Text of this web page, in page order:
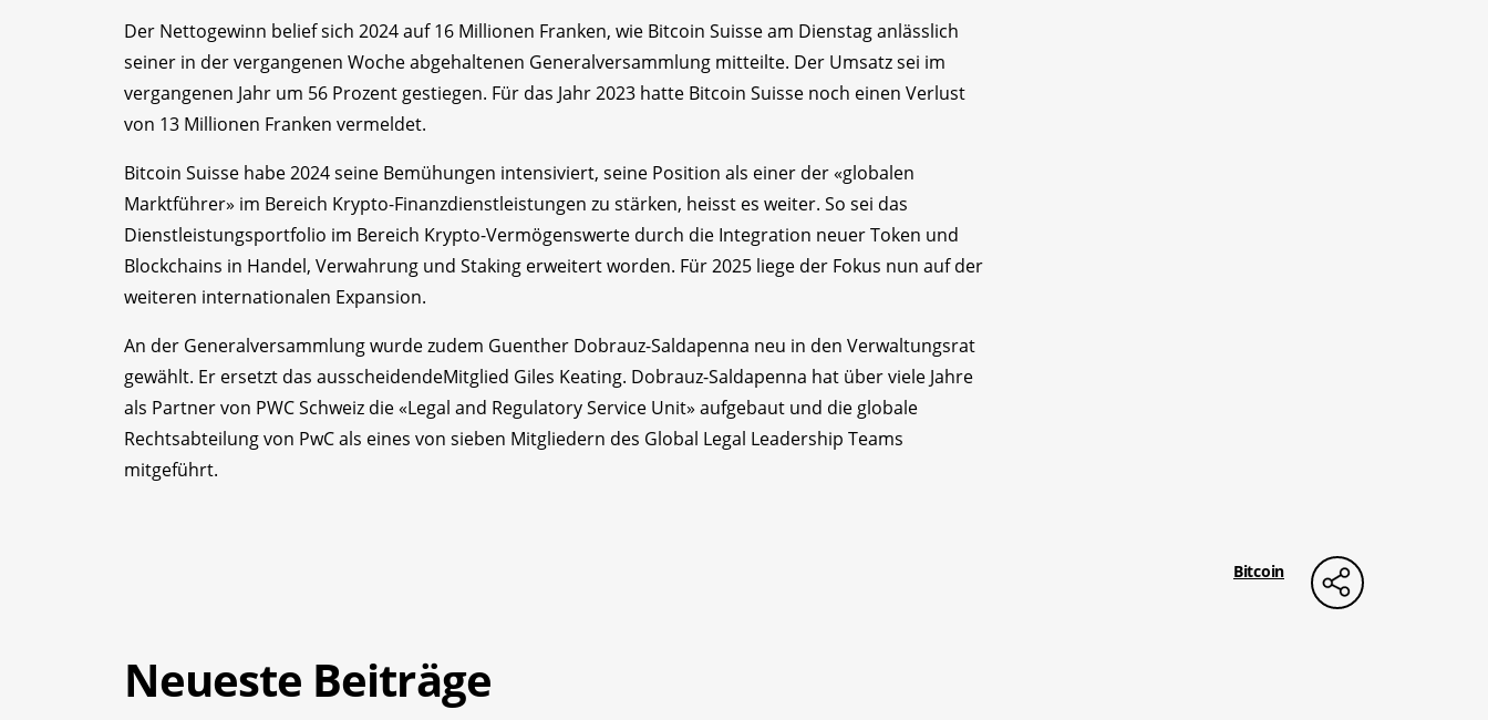
Der Nettogewinn belief sich 2024 auf 16 Millionen Franken, wie Bitcoin Suisse am Dienstag anlässlich
seiner in der vergangenen Woche abgehaltenen Generalversammlung mitteilte. Der Umsatz sei im
vergangenen Jahr um 56 Prozent gestiegen. Für das Jahr 2023 hatte Bitcoin Suisse noch einen Verlust
von 13 Millionen Franken vermeldet.
Bitcoin Suisse habe 2024 seine Bemühungen intensiviert, seine Position als einer der «globalen
Marktführer» im Bereich Krypto-Finanzdienstleistungen zu stärken, heisst es weiter. So sei das
Dienstleistungsportfolio im Bereich Krypto-Vermögenswerte durch die Integration neuer Token und
Blockchains in Handel, Verwahrung und Staking erweitert worden. Für 2025 liege der Fokus nun auf der
weiteren internationalen Expansion.
An der Generalversammlung wurde zudem Guenther Dobrauz-Saldapenna neu in den Verwaltungsrat
gewählt. Er ersetzt das ausscheidendeMitglied Giles Keating. Dobrauz-Saldapenna hat über viele Jahre
als Partner von PWC Schweiz die «Legal and Regulatory Service Unit» aufgebaut und die globale
Rechtsabteilung von PwC als eines von sieben Mitgliedern des Global Legal Leadership Teams
mitgeführt.
Bitcoin
Neueste Beiträge